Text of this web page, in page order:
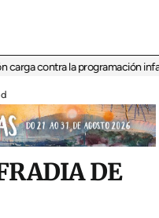
la programación infantil de
DE